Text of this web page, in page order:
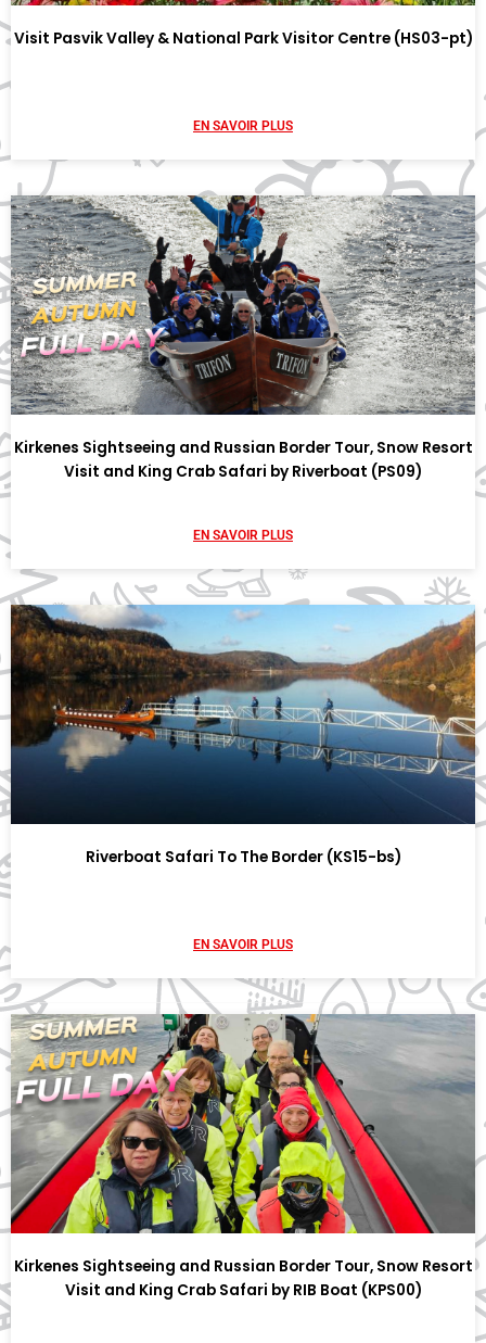
Visit Pasvik Valley & National Park Visitor Centre (HS03-pt)
EN SAVOIR PLUS
Kirkenes Sightseeing and Russian Border Tour, Snow Resort
Visit and King Crab Safari by Riverboat (PS09)
EN SAVOIR PLUS
Riverboat Safari To The Border (KS15-bs)
EN SAVOIR PLUS
Kirkenes Sightseeing and Russian Border Tour, Snow Resort
Visit and King Crab Safari by RIB Boat (KPS00)